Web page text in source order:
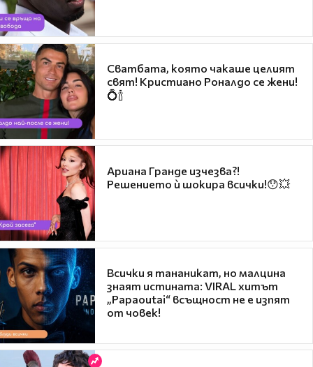
Сватбата, която чакаше целият
свят! Кристиано Роналдо се жени!
💍🍾
Ариана Гранде изчезва?!
Решението ѝ шокира всички!😯💥
Всички я тананикат, но малцина
знаят истината: VIRAL хитът
„Papaoutai“ всъщност не е изпят
от човек!